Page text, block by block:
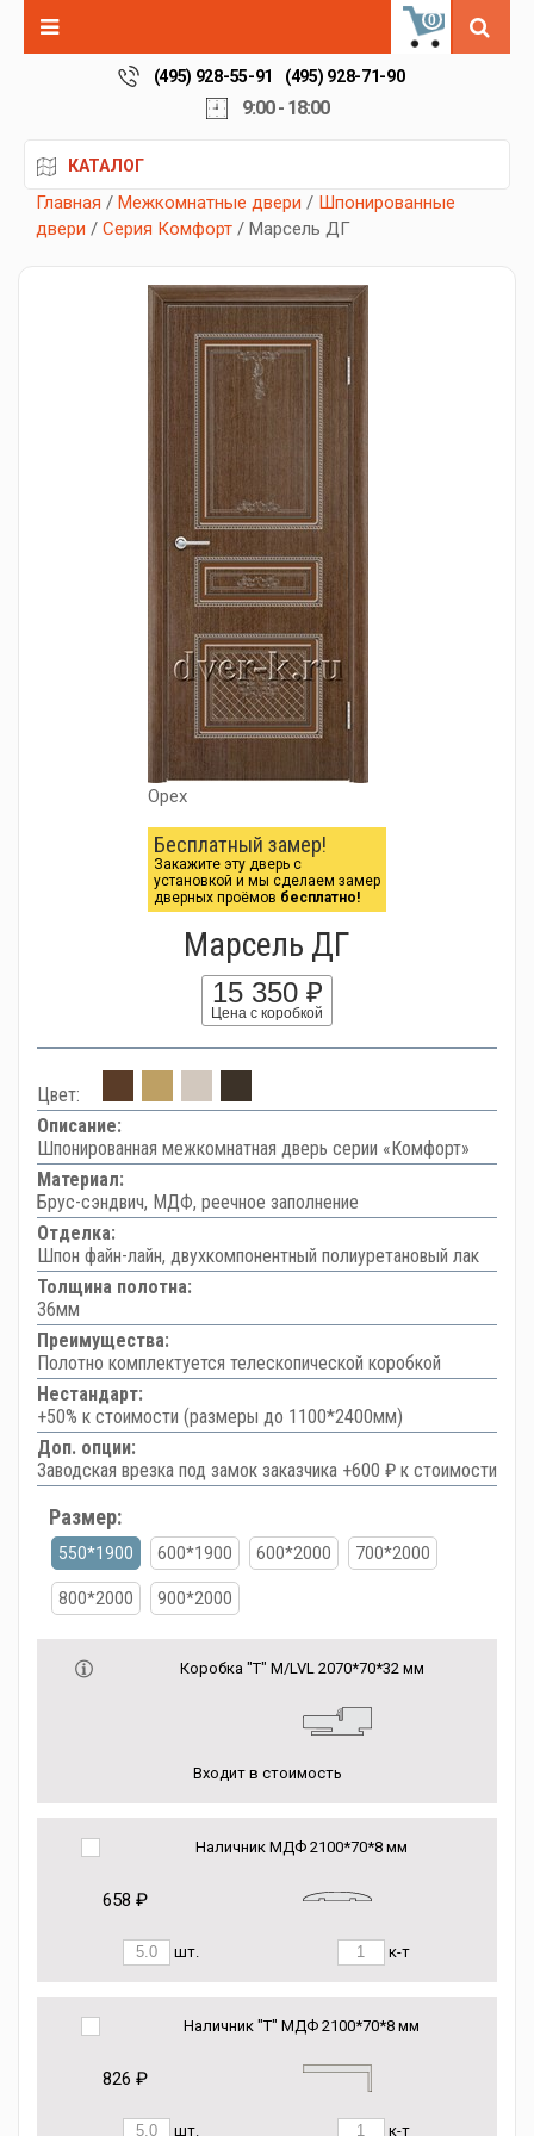
0
(495) 928-55-91 (495) 928-71-90
9:00 - 18:00
КАТАЛОГ
Главная / Межкомнатные двери / Шпонированные
двери / Серия Комфорт / Марсель ДГ
Орех
Бесплатный замер!
Закажите эту дверь с
установкой и мы сделаем замер
дверных проёмов бесплатно!
Марсель ДГ
15 350 ₽
Цена с коробкой
Цвет:
Описание:
Шпонированная межкомнатная дверь серии «Комфорт»
Материал:
Брус-сэндвич, МДФ, реечное заполнение
Отделка:
Шпон файн-лайн, двухкомпонентный полиуретановый лак
Толщина полотна:
36мм
Преимущества:
Полотно комплектуется телескопической коробкой
Нестандарт:
+50% к стоимости (размеры до 1100*2400мм)
Доп. опции:
Заводская врезка под замок заказчика +600 ₽ к стоимости
Размер:
550*1900 600*1900 600*2000 700*2000
800*2000 900*2000
Коробка "Т" M/LVL 2070*70*32 мм
Входит в стоимость
Наличник МДФ 2100*70*8 мм
658 ₽
шт. к-т
Наличник "Т" МДФ 2100*70*8 мм
826 ₽
шт. к-т